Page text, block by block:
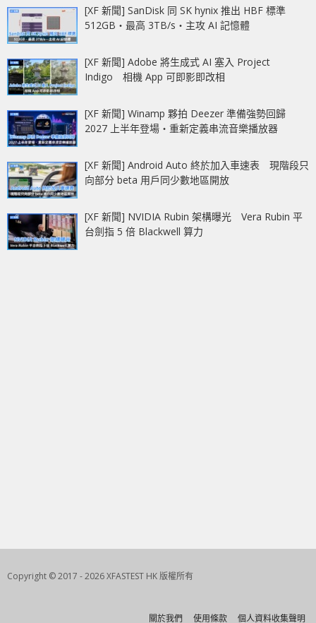
[XF 新聞] SanDisk 同 SK hynix 推出 HBF 標準
512GB‧最高 3TB/s‧主攻 AI 記憶體
[XF 新聞] Adobe 將生成式 AI 塞入 Project
Indigo 相機 App 可即影即改相
[XF 新聞] Winamp 夥拍 Deezer 準備強勢回歸
2027 上半年登場‧重新定義串流音樂播放器
[XF 新聞] Android Auto 終於加入車速表 現階段只
向部分 beta 用戶同少數地區開放
[XF 新聞] NVIDIA Rubin 架構曝光 Vera Rubin 平
台劍指 5 倍 Blackwell 算力
Copyright © 2017 - 2026 XFASTEST HK 版權所有
關於我們 使用條款 個人資料收集聲明